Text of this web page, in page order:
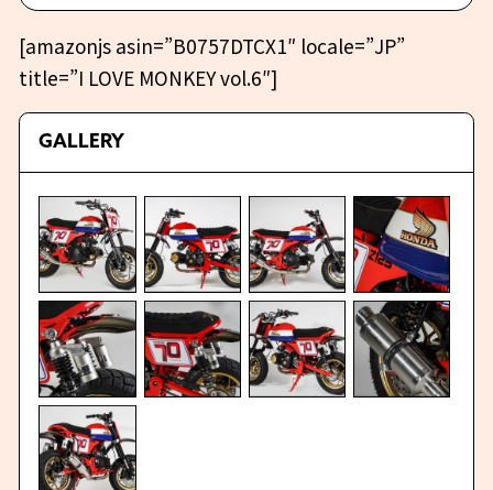
[amazonjs asin=”B0757DTCX1″ locale=”JP”
title=”I LOVE MONKEY vol.6″]
GALLERY